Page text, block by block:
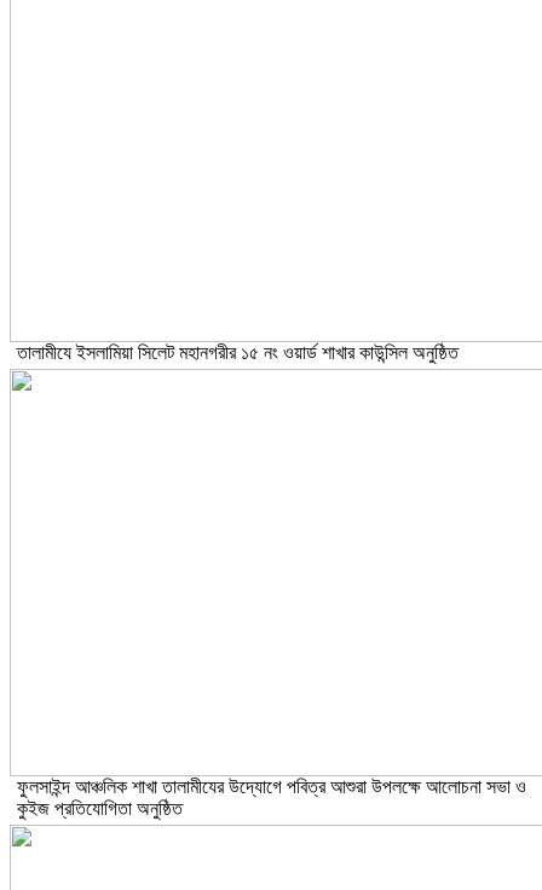
তালামীযে ইসলামিয়া সিলেট মহানগরীর ১৫ নং ওয়ার্ড শাখার কাউন্সিল অনুষ্ঠিত
ফুলসাইন্দ আঞ্চলিক শাখা তালামীযের উদ্যোগে পবিত্র আশুরা উপলক্ষে আলোচনা সভা ও
কুইজ প্রতিযোগিতা অনুষ্ঠিত